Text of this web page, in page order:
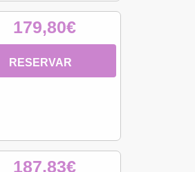
179,80€
RESERVAR
187,83€